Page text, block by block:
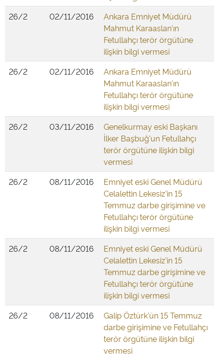
26/2
02/11/2016
Ankara Emniyet Müdürü
Mahmut Karaaslan'ın
Fetullahçı terör örgütüne
ilişkin bilgi vermesi
26/2
02/11/2016
Ankara Emniyet Müdürü
Mahmut Karaaslan'ın
Fetullahçı terör örgütüne
ilişkin bilgi vermesi
26/2
03/11/2016
Genelkurmay eski Başkanı
İlker Başbuğ'un Fetullahçı
terör örgütüne ilişkin bilgi
vermesi
26/2
08/11/2016
Emniyet eski Genel Müdürü
Celalettin Lekesiz'in 15
Temmuz darbe girişimine ve
Fetullahçı terör örgütüne
ilişkin bilgi vermesi
26/2
08/11/2016
Emniyet eski Genel Müdürü
Celalettin Lekesiz'in 15
Temmuz darbe girişimine ve
Fetullahçı terör örgütüne
ilişkin bilgi vermesi
26/2
08/11/2016
Galip Öztürk'ün 15 Temmuz
darbe girişimine ve Fetullahçı
terör örgütüne ilişkin bilgi
vermesi